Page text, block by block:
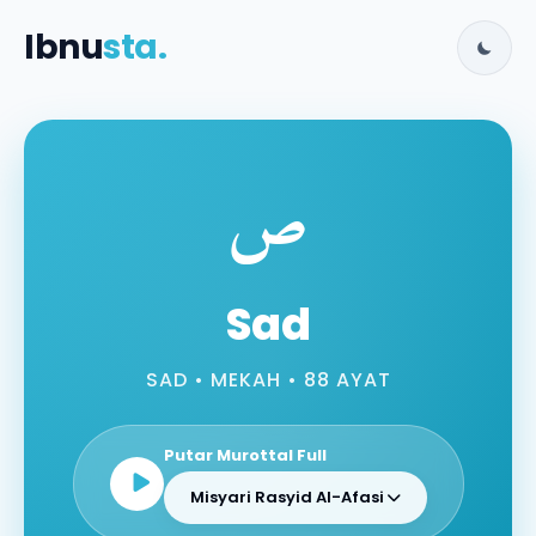
Ibnusta.
ص
Sad
SAD • MEKAH • 88 AYAT
Putar Murottal Full
Misyari Rasyid Al-Afasi